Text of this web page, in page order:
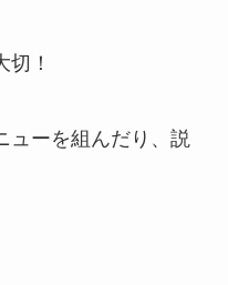
！
ューを組んだり、説